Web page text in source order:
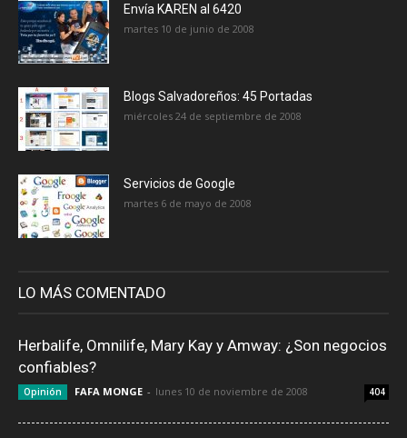
Envía KAREN al 6420
martes 10 de junio de 2008
Blogs Salvadoreños: 45 Portadas
miércoles 24 de septiembre de 2008
Servicios de Google
martes 6 de mayo de 2008
LO MÁS COMENTADO
Herbalife, Omnilife, Mary Kay y Amway: ¿Son negocios
confiables?
Opinión FAFA MONGE - lunes 10 de noviembre de 2008 404